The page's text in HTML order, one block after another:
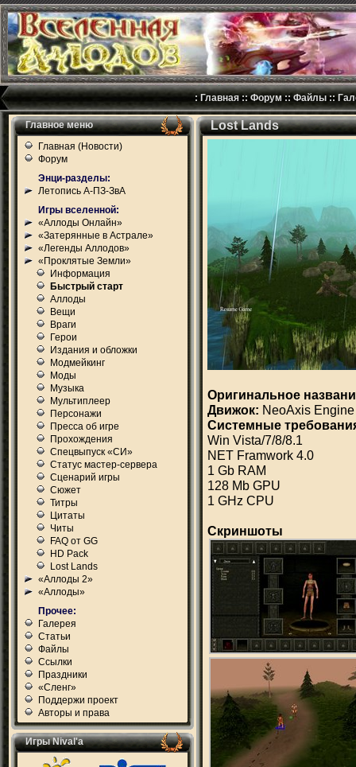
: Главная ::Форум ::Файлы ::
Главное меню
Главная (Новости)
Форум
Энци-разделы:
Летопись А-ПЗ-ЗвА
Игры вселенной:
«Аллоды Онлайн»
«Затерянные в Астрале»
«Легенды Аллодов»
«Проклятые Земли»
Информация
Быстрый старт
Аллоды
Вещи
Враги
Герои
Издания и обложки
Модмейкинг
Моды
Музыка
Мультиплеер
Персонажи
Пресса об игре
Прохождения
Спецвыпуск «СИ»
Статус мастер-сервера
Сценарий игры
Сюжет
Титры
Цитаты
Читы
FAQ от GG
HD Pack
Lost Lands
«Аллоды 2»
«Аллоды»
Прочее:
Галерея
Статьи
Файлы
Ссылки
Праздники
«Сленг»
Поддержи проект
Авторы и права
Игры Nival'а
Lost Lands
Оригинальное
Движок: NeoAxis
Системные
Win Vista/7/8/8.1
NET Framwork 4.0
1 Gb RAM
128 Mb GPU
1 GHz CPU
Скриншоты